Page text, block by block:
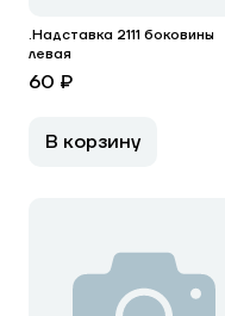
.Надставка 2111 боковины
левая
60 ₽
В корзину